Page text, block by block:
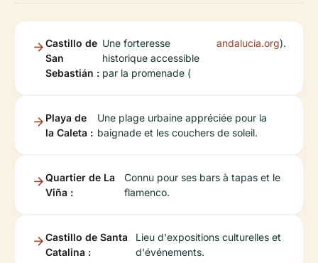
Castillo de
San
Sebastián :
Une forteresse
historique accessible
par la promenade (
andalucia.org).
Playa de
la Caleta :
Une plage urbaine appréciée pour la
baignade et les couchers de soleil.
Quartier de La
Viña :
Connu pour ses bars à tapas et le
flamenco.
Castillo de Santa
Catalina :
Lieu d'expositions culturelles et
d'événements.